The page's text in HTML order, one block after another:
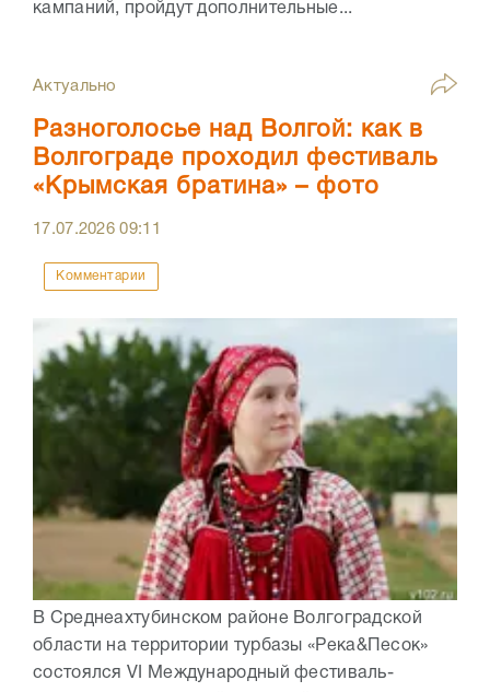
кампаний, пройдут дополнительные...
Актуально
Разноголосье над Волгой: как в
Волгограде проходил фестиваль
«Крымская братина» – фото
17.07.202609:11
Комментарии
В Среднеахтубинском районе Волгоградской
области на территории турбазы «Река&Песок»
состоялся VI Международный фестиваль-